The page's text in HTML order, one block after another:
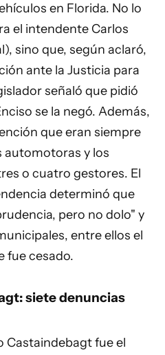
en Florida. No lo
el intendente Carlos
sino que, según aclaró,
ante la Justicia para
señaló que pidió
se la negó. Además,
que eran siempre
automotoras y los
o cuatro gestores. El
determinó que
pero no dolo" y
entre ellos el
fue cesado.
siete denuncias
Castaindebagt fue el